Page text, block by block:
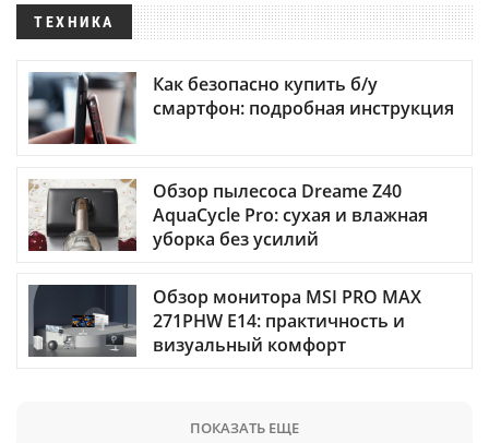
ТЕХНИКА
Как безопасно купить б/у
смартфон: подробная инструкция
Обзор пылесоса Dreame Z40
AquaCycle Pro: сухая и влажная
уборка без усилий
Обзор монитора MSI PRO MAX
271PHW E14: практичность и
визуальный комфорт
ПОКАЗАТЬ ЕЩЕ